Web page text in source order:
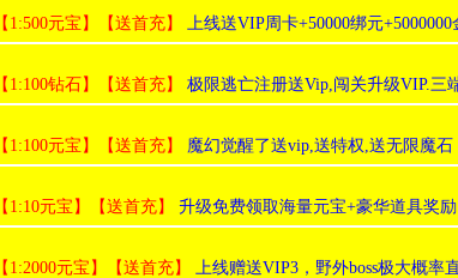
【1:500元宝】【送首充】 上线送VIP周卡+50000绑元+5000000
【1:100钻石】【送首充】 极限逃亡注册送Vip,闯关升级VIP.三
【1:100元宝】【送首充】 魔幻觉醒了送vip,送特权,送无限魔石
【1:10元宝】【送首充】 升级免费领取海量元宝+豪华道具奖
【1:2000元宝】【送首充】 上线赠送VIP3，野外boss极大概率